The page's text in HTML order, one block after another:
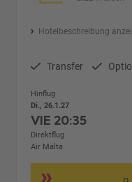
Hotelbeschreibung
Transfer
Hinflug
Di., 26.1.27
VIE 20:35
Direktflug
Air Malta